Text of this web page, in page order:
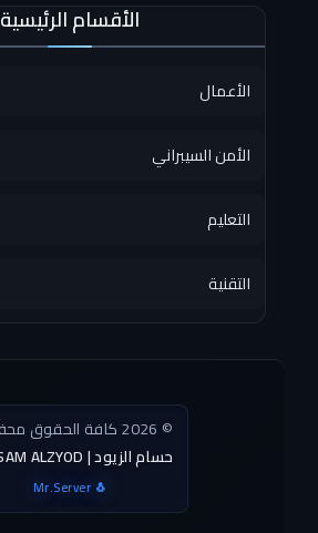
الأقسام الرئيسية
الأعمال
الأمن السيبراني
التعليم
التقنية
© 2026 كافة الحقوق محفوظة
HOSSAM ALZYOD | حسام الزيود
Mr.Server 🐧